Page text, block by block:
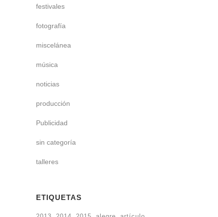
festivales
fotografía
miscelánea
música
noticias
producción
Publicidad
sin categoría
talleres
ETIQUETAS